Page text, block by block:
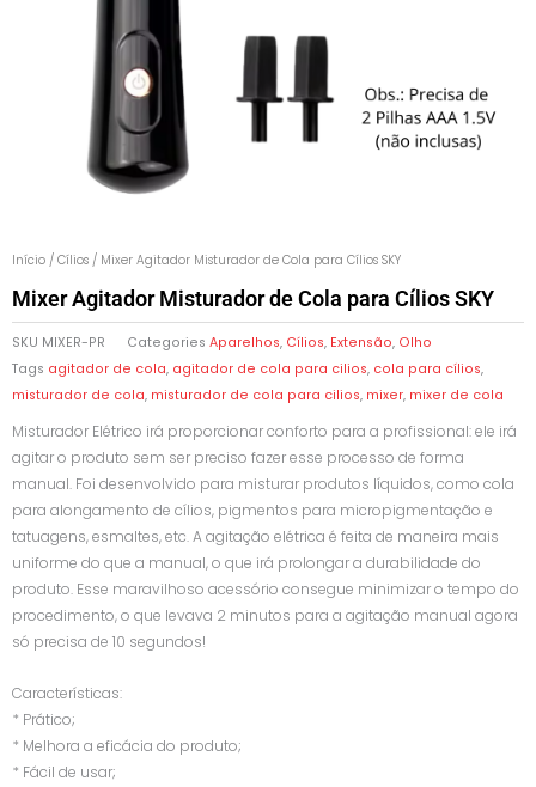
Início / Cílios / Mixer Agitador Misturador de Cola para Cílios SKY
Mixer Agitador Misturador de Cola para Cílios SKY
SKU MIXER-PR Categories Aparelhos, Cílios, Extensão, Olho
Tags agitador de cola, agitador de cola para cilios, cola para cílios,
misturador de cola, misturador de cola para cilios, mixer, mixer de cola
Misturador Elétrico irá proporcionar conforto para a profissional: ele irá
agitar o produto sem ser preciso fazer esse processo de forma
manual. Foi desenvolvido para misturar produtos líquidos, como cola
para alongamento de cílios, pigmentos para micropigmentação e
tatuagens, esmaltes, etc. A agitação elétrica é feita de maneira mais
uniforme do que a manual, o que irá prolongar a durabilidade do
produto. Esse maravilhoso acessório consegue minimizar o tempo do
procedimento, o que levava 2 minutos para a agitação manual agora
só precisa de 10 segundos!
Características:
* Prático;
* Melhora a eficácia do produto;
* Fácil de usar;